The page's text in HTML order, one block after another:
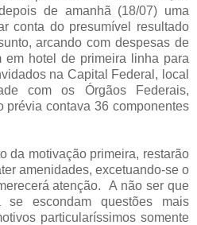
de amanhã (18/07) uma
conta do presumível resultado
arcando com despesas de
em hotel de primeira linha para
na Capital Federal, local
com os Órgãos Federais,
prévia contava 36 componentes
da motivação primeira, restarão
amenidades, excetuando-se o
atenção. A não ser que
escondam questões mais
particularíssimos somente